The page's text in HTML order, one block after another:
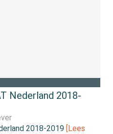
Nederland 2018-
2018-2019
[Lees